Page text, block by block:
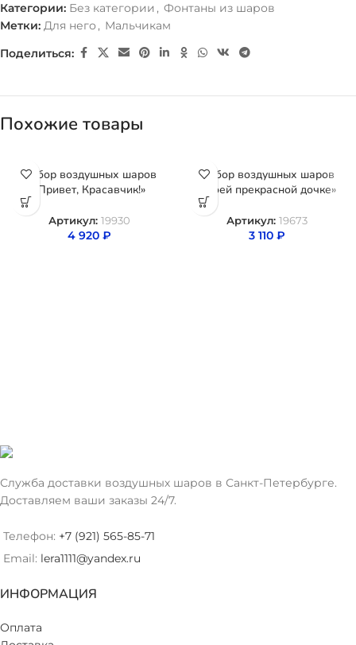
Категории: Без категории , Фонтаны из шаров
Метки: Для него , Мальчикам
Поделиться:
Похожие товары
Набор воздушных шаров
«Привет, Красавчик!»
Артикул: 19930
4 920 ₽
Набор воздушных шаров
«Моей прекрасной дочке»
Артикул: 19673
3 110 ₽
Служба доставки воздушных шаров в Санкт-Петербурге.
Доставляем ваши заказы 24/7.
Телефон: +7 (921) 565-85-71
Email: lera1111@yandex.ru
ИНФОРМАЦИЯ
Оплата